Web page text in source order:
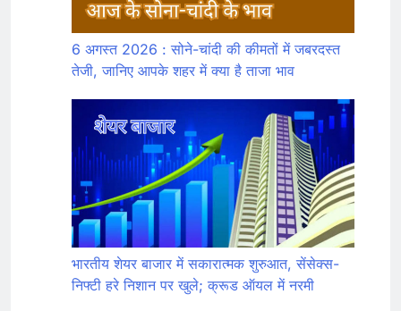
6 अगस्त 2026 : सोने-चांदी की कीमतों में जबरदस्त
तेजी, जानिए आपके शहर में क्या है ताजा भाव
भारतीय शेयर बाजार में सकारात्मक शुरुआत, सेंसेक्स-
निफ्टी हरे निशान पर खुले; क्रूड ऑयल में नरमी